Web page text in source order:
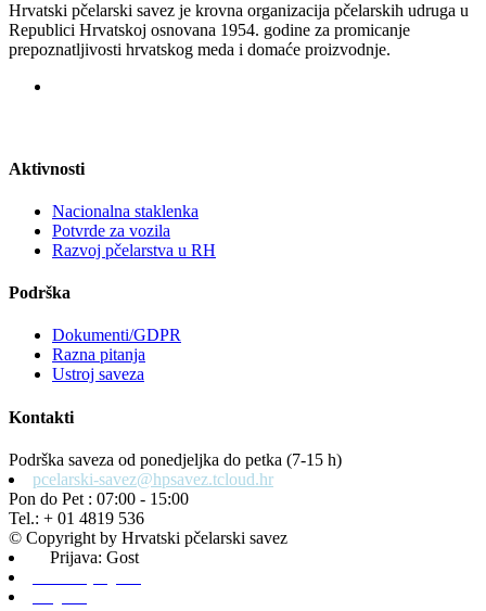
Hrvatski pčelarski savez je krovna organizacija pčelarskih udruga u
Republici Hrvatskoj osnovana 1954. godine za promicanje
prepoznatljivosti hrvatskog meda i domaće proizvodnje.
Aktivnosti
Nacionalna staklenka
Potvrde za vozila
Razvoj pčelarstva u RH
Podrška
Dokumenti/GDPR
Razna pitanja
Ustroj saveza
Kontakti
Podrška saveza od ponedjeljka do petka (7-15 h)
pcelarski-savez@hpsavez.tcloud.hr
Pon do Pet : 07:00 - 15:00
Tel.: + 01 4819 536
© Copyright by Hrvatski pčelarski savez
Prijava: Gost